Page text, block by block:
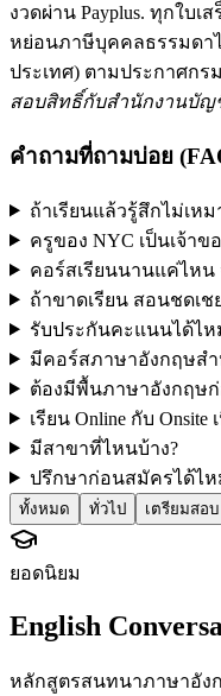
งวดผ่าน Payplus. ทุกใบ
หย่อนภาษีบุคคลธรรมดา
ประเทศ) ตามประกาศก
สอบสิทธิ์กับสำนักงานบัญ
คำถามที่ถามบ่อย
ถ้าเรียนแล้วรู้สึกไม่เห
ครูของ NYC เป็นเจ้าข
คอร์สเรียนนานแค่ไหน
ถ้าขาดเรียน สอนชดเช
รับประกันคะแนนได้ไห
มีคอร์สภาษาอังกฤษสำ
ต้องมีพื้นภาษาอังกฤษ
เรียน Online กับ
มีสาขาที่ไหนบ้าง?
ปรึกษาก่อนสมัครได้ไห
ทั้งหมด ทั่วไป เตรียมสอบ
ยอดนิยม
English
หลักสูตรสนทนาภาษาอัง